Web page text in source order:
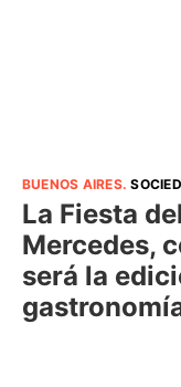
BUENOS AIRES.
La Fiesta
Mercedes,
será la